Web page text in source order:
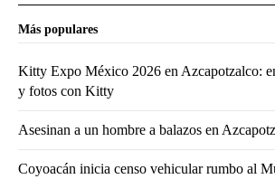
Más populares
Kitty Expo México 2026 en Azcapotzalco:
y fotos con Kitty
Asesinan a un hombre a balazos en
Coyoacán inicia censo vehicular rumbo al